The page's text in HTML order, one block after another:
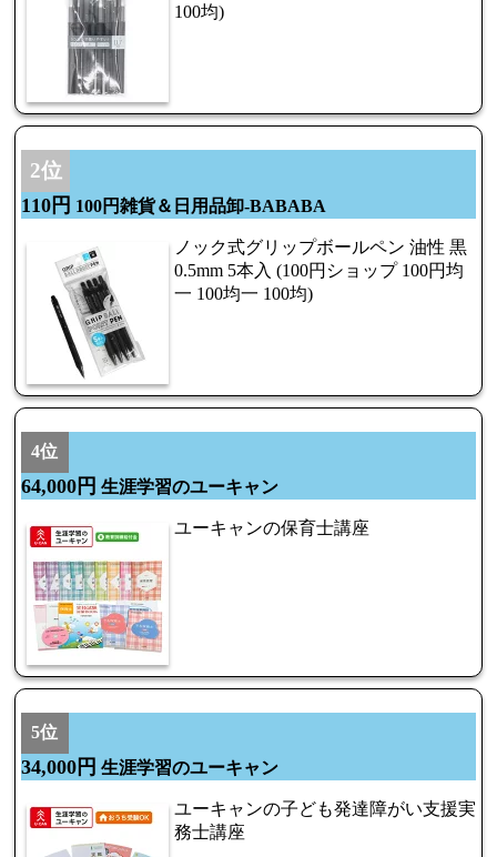
100均)
2位
110円 100円雑貨＆日用品卸-BABABA
ノック式グリップボールペン 油性 黒
0.5mm 5本入 (100円ショップ 100円均
一 100均一 100均)
4位
64,000円 生涯学習のユーキャン
ユーキャンの保育士講座
5位
34,000円 生涯学習のユーキャン
ユーキャンの子ども発達障がい支援実
務士講座